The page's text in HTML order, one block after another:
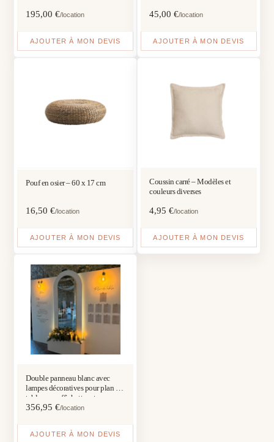
195,00€/location
AJOUTER À MON DEVIS
45,00 €/location
AJOUTER À MON DEVIS
Pouf en osier – 60 x 17 cm
16,50€/location
AJOUTER À MON DEVIS
Coussin carré – Modèles et
couleurs diverses
4,95 €/location
AJOUTER À MON DEVIS
Double panneau blanc avec
lampes décoratives pour plan de
table avec affichettes et un
panneau blanc central sur
356,95€/location
AJOUTER À MON DEVIS